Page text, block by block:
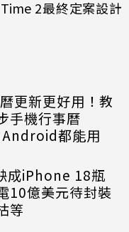
2最終定案設計
更新更好用！教
手機行事曆
都能用
成iPhone 18瓶
10億美元待封裝
等